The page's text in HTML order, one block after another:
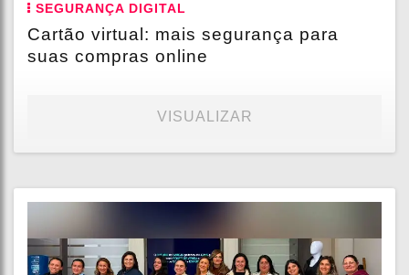
SEGURANÇA DIGITAL
Cartão virtual: mais segurança para
suas compras online
VISUALIZAR